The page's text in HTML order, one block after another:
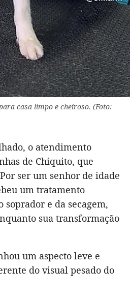
casa limpo e cheiroso. (Foto:
o atendimento
de Chiquito, que
ser um senhor de idade
um tratamento
soprador e da secagem,
sua transformação
um aspecto leve e
do visual pesado do